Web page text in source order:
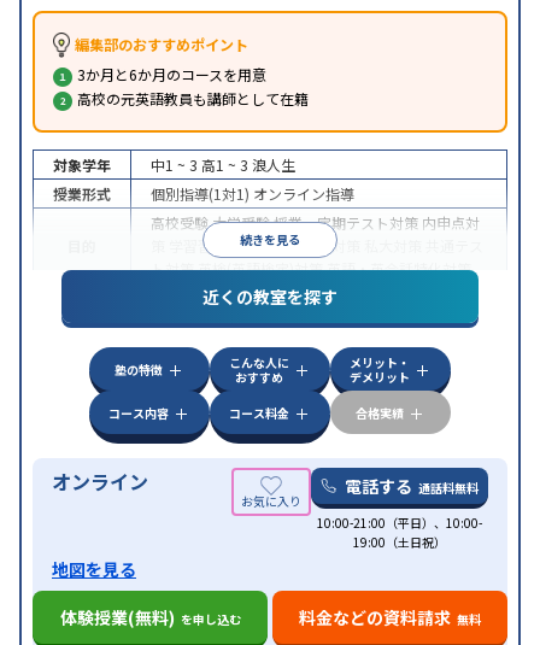
編集部のおすすめポイント
3か月と6か月のコースを用意
高校の元英語教員も講師として在籍
続きを見る
対象学年 中1 ~ 3 高1 ~ 3 浪人生
授業形式
個別指導(1対1) オンライン指導
高校受験大学受験授業・定期テスト対策 内申点対
学習習慣の定着国公立大対策
ト対策英検(英語検定)対策英語・英会話特化対策
特徴
中高一貫校生に対応授業の振替可能
学習にPC・タブレットを利用オンライン対応1
科目から受講可能
近くの教室を探す
塾の特徴
こんな人に
おすすめ
メリット・
デメリット
コース内容
コース料金 合格実績
オンライン 電話する 通話料無料
10:00-21:00（平日）、10:00-
19:00（土日祝）
地図を見る
体験授業(無料) を申し込む 料金などの資料請求 無料